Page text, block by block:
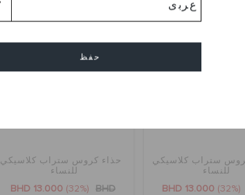
حفظ
ستراب كلاسيكي
للنساء
BHD 13.000 (32%)
حذاء كروس ستراب كلاسيكي
للنساء
BHD 13.000 (32%)
BHD